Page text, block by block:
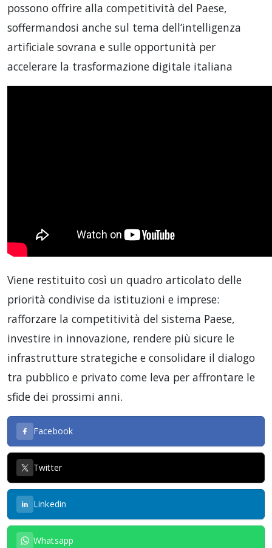
possono offrire alla competitività del Paese,
soffermandosi anche sul tema dell’intelligenza
artificiale sovrana e sulle opportunità per
accelerare la trasformazione digitale italiana
Viene restituito così un quadro articolato delle
priorità condivise da istituzioni e imprese:
rafforzare la competitività del sistema Paese,
investire in innovazione, rendere più sicure le
infrastrutture strategiche e consolidare il dialogo
tra pubblico e privato come leva per affrontare le
sfide dei prossimi anni.
Facebook
Twitter
Linkedin
Whatsapp